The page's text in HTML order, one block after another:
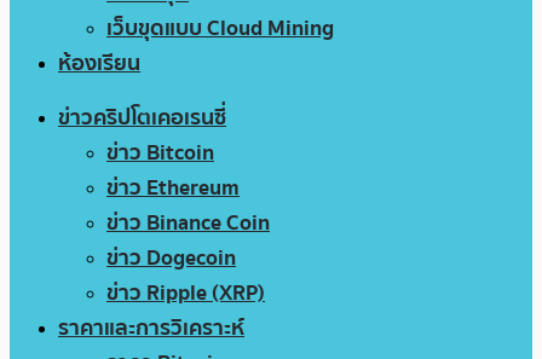
เว็บขุดแบบ Cloud Mining
ห้องเรียน
ข่าวคริปโตเคอเรนซี่
ข่าว Bitcoin
ข่าว Ethereum
ข่าว Binance Coin
ข่าว Dogecoin
ข่าว Ripple (XRP)
ราคาและการวิเคราะห์